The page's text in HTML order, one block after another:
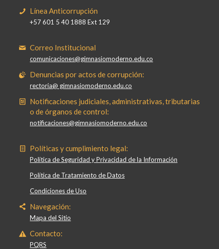
Línea Anticorrupción
+57 601 5 40 1888 Ext 129
Correo Institucional
comunicaciones@gimnasiomoderno.edu.co
Denuncias por actos de corrupción:
rectoria@ gimnasiomoderno.edu.co
Notificaciones judiciales, administrativas, tributarias
o de órganos de control:
notificaciones@gimnasiomoderno.edu.co
Políticas y cumplimiento legal:
Política de Seguridad y Privacidad de la Información
Política de Tratamiento de Datos
Condiciones de Uso
Navegación:
Mapa del Sitio
Contacto:
PQRS